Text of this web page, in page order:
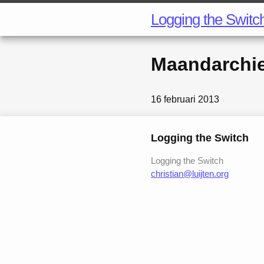
Logging the
16 februari 2013
Logging the Switch
Logging the Switch
christian@luijten.org